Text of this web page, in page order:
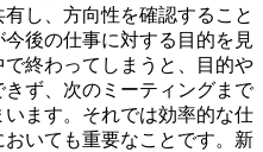
し、方向性を確認すること
後の仕事に対する目的を見
終わってしまうと、目的や
ず、次のミーティングまで
ます。それでは効率的な仕
いても重要なことです。新